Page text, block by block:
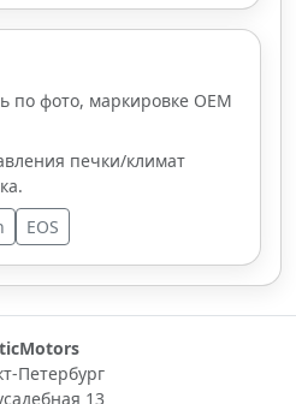
по фото, маркировке OEM
печки/климат
EOS
Петербург
13